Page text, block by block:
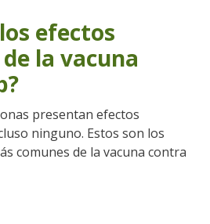
efectos
la vacuna
presentan efectos
ninguno. Estos son los
comunes de la vacuna contra